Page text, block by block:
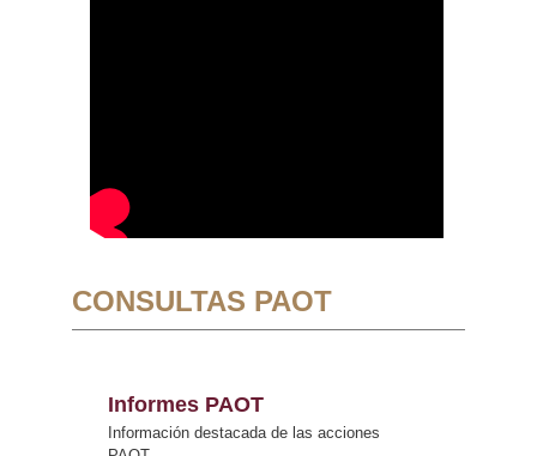
CONSULTAS PAOT
Informes PAOT
Información destacada de las acciones